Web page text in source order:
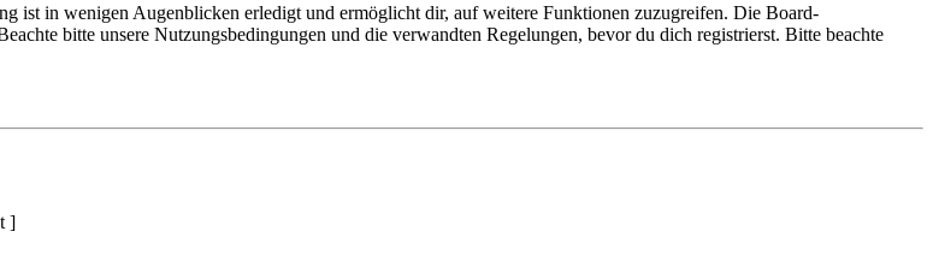
ist in wenigen Augenblicken erledigt und ermöglicht dir, auf weitere Funktionen zuzugreifen. Die Board-
bitte unsere Nutzungsbedingungen und die verwandten Regelungen, bevor du dich registrierst. Bitte beachte
]